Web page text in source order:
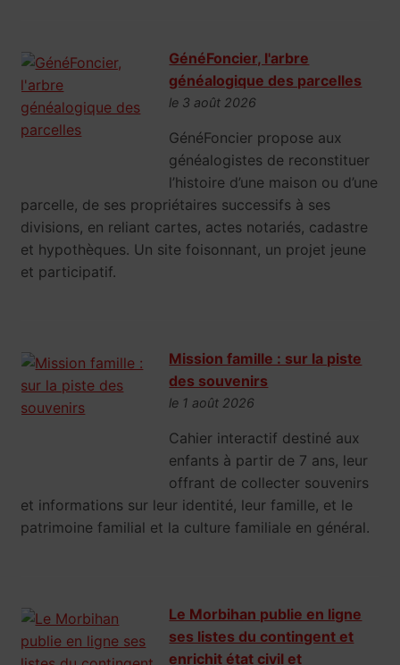
GénéFoncier, l'arbre
généalogique des parcelles
le 3 août 2026
GénéFoncier propose aux
généalogistes de reconstituer
l’histoire d’une maison ou d’une
parcelle, de ses propriétaires successifs à ses
divisions, en reliant cartes, actes notariés, cadastre
et hypothèques. Un site foisonnant, un projet jeune
et participatif.
Mission famille : sur la piste
des souvenirs
le 1 août 2026
Cahier interactif destiné aux
enfants à partir de 7 ans, leur
offrant de collecter souvenirs
et informations sur leur identité, leur famille, et le
patrimoine familial et la culture familiale en général.
Le Morbihan publie en ligne
ses listes du contingent et
enrichit état civil et